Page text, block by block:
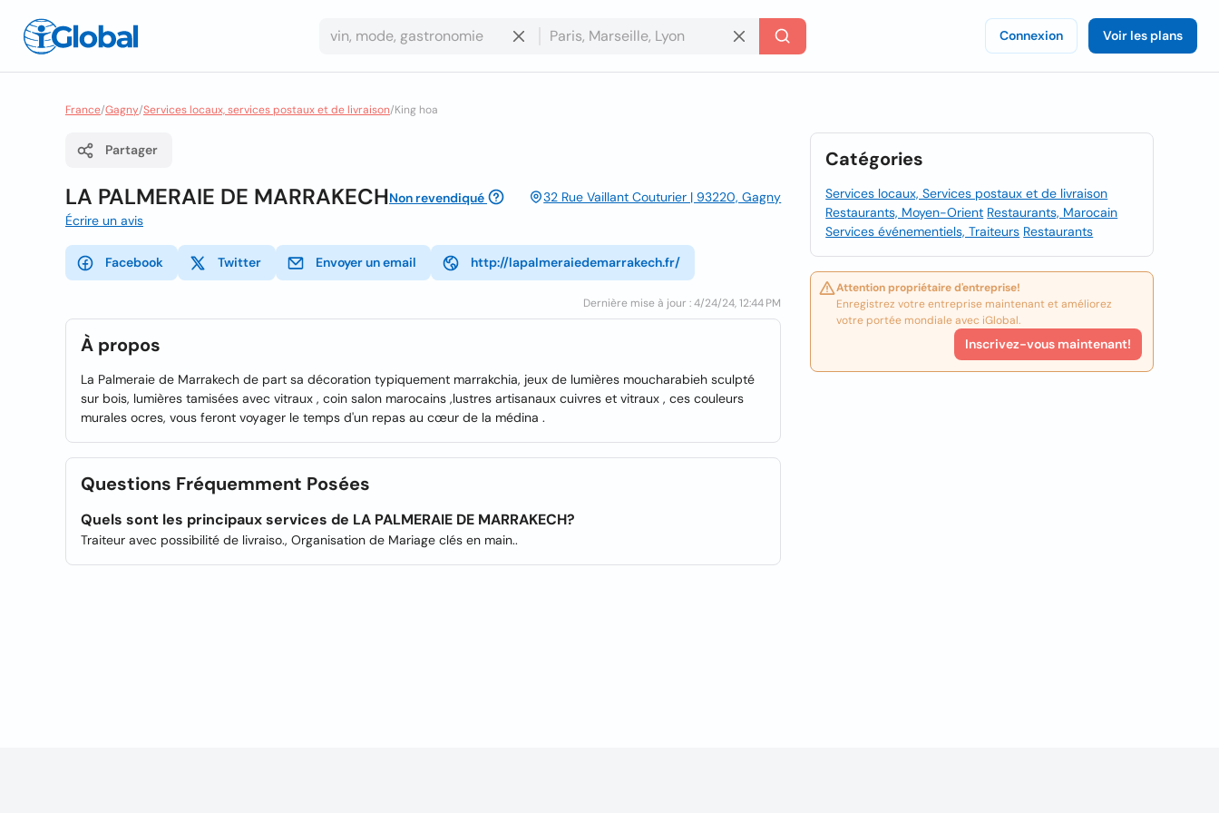
Connexion Voir les plans
France/Gagny/Services locaux, services postaux et de livraison/King hoa
Partager
LA PALMERAIE DE MARRAKECHNon revendiqué
32 Rue Vaillant Couturier | 93220, Gagny
Écrire un avis
Facebook Twitter Envoyer un email http://lapalmeraiedemarrakech.fr/
Dernière mise à jour : 4/24/24, 12:44 PM
À propos
La Palmeraie de Marrakech de part sa décoration typiquement marrakchia, jeux de lumières moucharabieh sculpté
sur bois, lumières tamisées avec vitraux , coin salon marocains ,lustres artisanaux cuivres et vitraux , ces couleurs
murales ocres, vous feront voyager le temps d'un repas au cœur de la médina .
Questions Fréquemment Posées
Quels sont les principaux services de LA PALMERAIE DE MARRAKECH?
Traiteur avec possibilité de livraiso., Organisation de Mariage clés en main..
Catégories
Services locaux, Services postaux et de livraison
Restaurants, Moyen-Orient Restaurants, Marocain
Services événementiels, Traiteurs Restaurants
Attention propriétaire d'entreprise!
Enregistrez votre entreprise maintenant et améliorez
votre portée mondiale avec iGlobal.
Inscrivez-vous maintenant!